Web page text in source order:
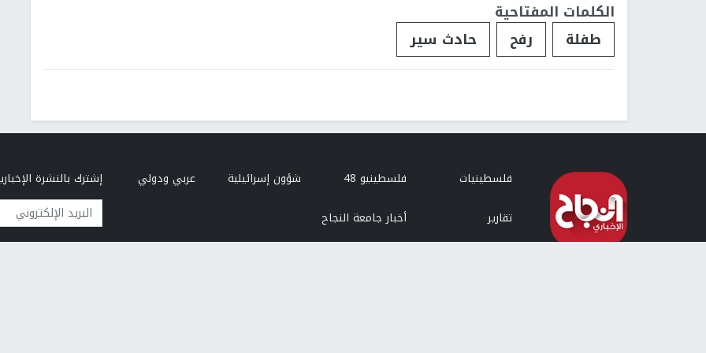
الكلمات المفتاحية
طفلة
رفح حادث سير
فلسطينيات فلسطينيو 48 شؤون إسرائيلية
عربي ودولي
تقارير
أخبار جامعة النجاح
إشترك بالنشرة
البريد الإلكتروني